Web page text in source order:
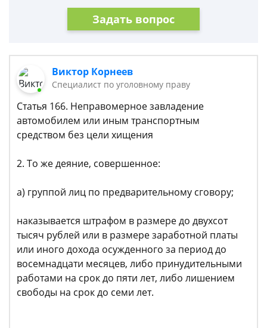
Задать вопрос
Виктор Корнеев
Cпециалист по уголовному праву
Статья 166. Неправомерное завладение
автомобилем или иным транспортным
средством без цели хищения
2. То же деяние, совершенное:
а) группой лиц по предварительному сговору;
наказывается штрафом в размере до двухсот
тысяч рублей или в размере заработной платы
или иного дохода осужденного за период до
восемнадцати месяцев, либо принудительными
работами на срок до пяти лет, либо лишением
свободы на срок до семи лет.